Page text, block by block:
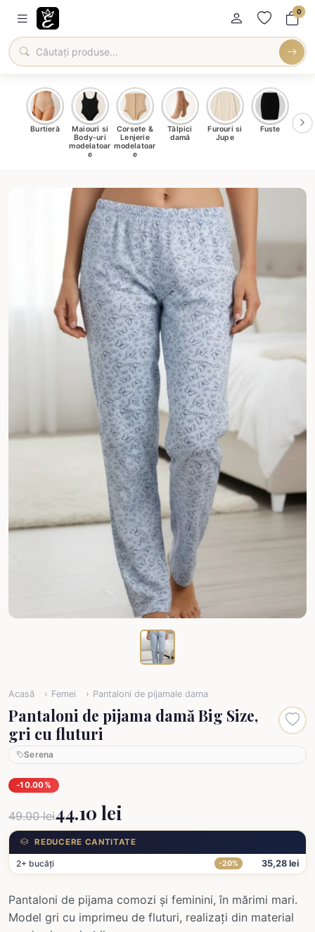
0
Burtieră
Maiouri si
Body-uri
modelatoar
e
Corsete &
Lenjerie
modelatoar
e
Tălpici
damă
Furouri si
Jupe
Fuste
Acasă Femei Pantaloni de pijamale dama
Pantaloni de pijama damă Big Size,
gri cu fluturi
Serena
-10.00%
49.00 lei44.10 lei
REDUCERE CANTITATE
2+ bucăți -20% 35,28 lei
Pantaloni de pijama comozi și feminini, în mărimi mari.
Model gri cu imprimeu de fluturi, realizați din material